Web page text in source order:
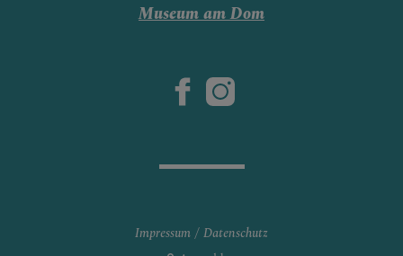
SAKRAMENTE
PFARRLICHE GRUPPEN
Museum am Dom
Impressum
Datenschutz